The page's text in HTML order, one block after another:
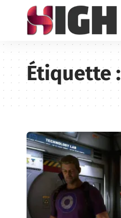
Étiquette :